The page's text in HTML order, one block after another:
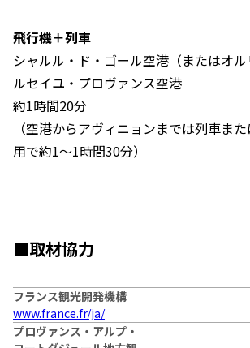
飛行機＋列車
シャルル・ド・ゴール空港（またはオ
ルセイユ・プロヴァンス空港
約1時間20分
（空港からアヴィニョンまでは列車ま
用で約1〜1時間30分）
■取材協力
フランス観光開発機構
www.france.fr/ja/
プロヴァンス・アルプ・